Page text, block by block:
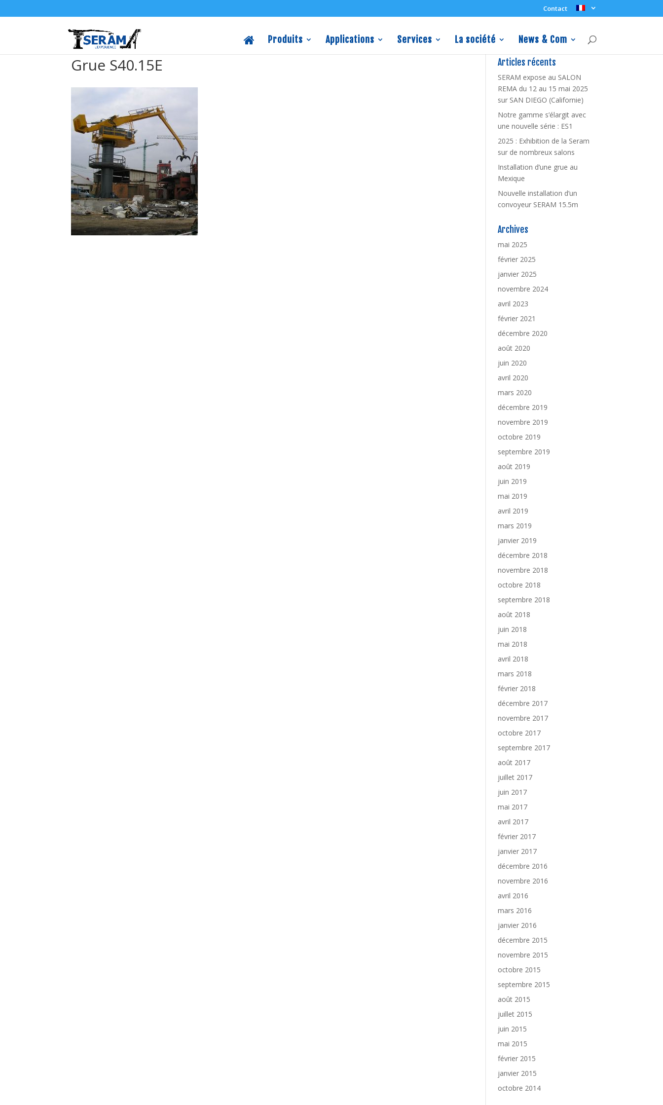
Contact
Produits Applications Services La société News & Com
Grue S40.15E Articles récents
SERAM expose au SALON
REMA du 12 au 15 mai 2025
sur SAN DIEGO (Californie)
Notre gamme s’élargit avec
une nouvelle série : ES1
2025 : Exhibition de la Seram
sur de nombreux salons
Installation d’une grue au
Mexique
Nouvelle installation d’un
convoyeur SERAM 15.5m
Archives
mai 2025
février 2025
janvier 2025
novembre 2024
avril 2023
février 2021
décembre 2020
août 2020
juin 2020
avril 2020
mars 2020
décembre 2019
novembre 2019
octobre 2019
septembre 2019
août 2019
juin 2019
mai 2019
avril 2019
mars 2019
janvier 2019
décembre 2018
novembre 2018
octobre 2018
septembre 2018
août 2018
juin 2018
mai 2018
avril 2018
mars 2018
février 2018
décembre 2017
novembre 2017
octobre 2017
septembre 2017
août 2017
juillet 2017
juin 2017
mai 2017
avril 2017
février 2017
janvier 2017
décembre 2016
novembre 2016
avril 2016
mars 2016
janvier 2016
décembre 2015
novembre 2015
octobre 2015
septembre 2015
août 2015
juillet 2015
juin 2015
mai 2015
février 2015
janvier 2015
octobre 2014